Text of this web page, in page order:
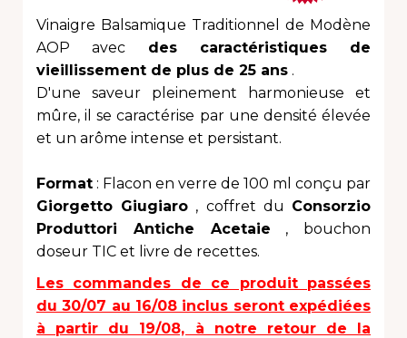
Vinaigre Balsamique Traditionnel de Modène
AOP avec des caractéristiques de
vieillissement de plus de 25 ans .
D'une saveur pleinement harmonieuse et
mûre, il se caractérise par une densité élevée
et un arôme intense et persistant.
Format : Flacon en verre de 100 ml conçu par
Giorgetto Giugiaro , coffret du Consorzio
Produttori Antiche Acetaie , bouchon
doseur TIC et livre de recettes.
Les commandes de ce produit passées
du 30/07 au 16/08 inclus seront expédiées
à partir du 19/08, à notre retour de la